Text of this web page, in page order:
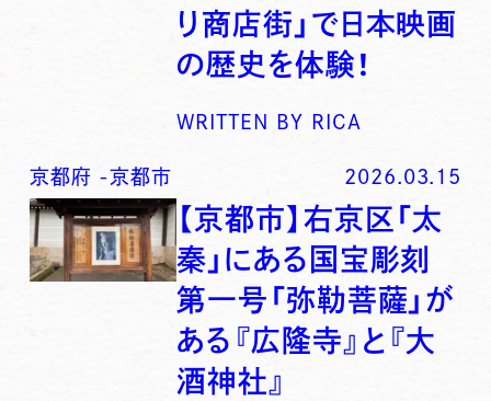
り商店街」で日本映画
の歴史を体験！
WRITTEN BY RICA
京都府 -京都市 2026.03.15
【京都市】右京区「太
秦」にある国宝彫刻
第一号「弥勒菩薩」が
ある『広隆寺』と『大
酒神社』